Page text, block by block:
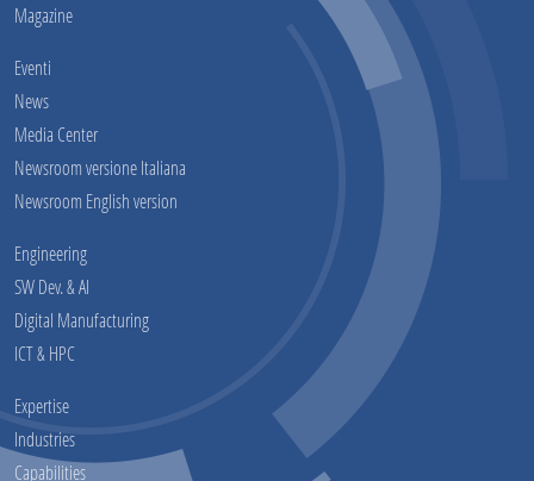
Magazine
Eventi
News
Media Center
Newsroom versione Italiana
Newsroom English version
Engineering
SW Dev. & AI
Digital Manufacturing
ICT & HPC
Expertise
Industries
Capabilities